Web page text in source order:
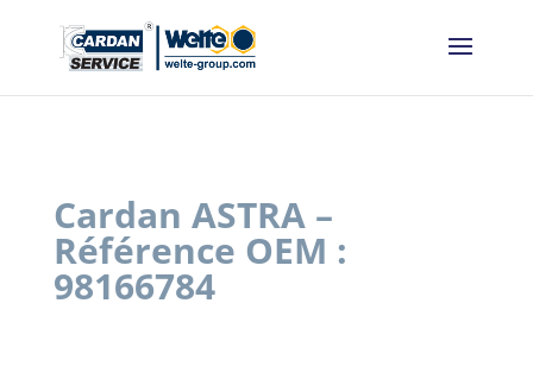
Cardan ASTRA –
Référence OEM :
98166784